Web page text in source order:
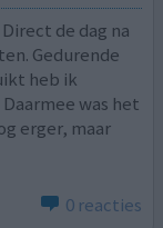
de dag na
Gedurende
heb ik
was het
erger, maar
0 reacties